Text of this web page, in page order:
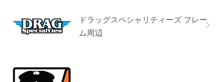
ドラッグスペシャリティーズ フレー
ム周辺